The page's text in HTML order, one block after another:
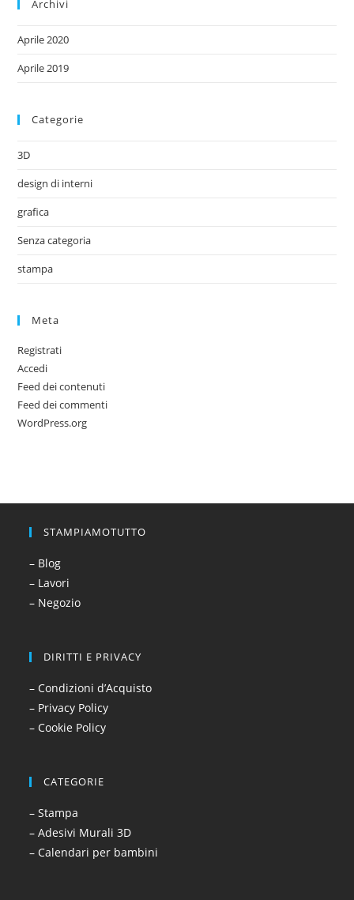
Archivi
Aprile 2020
Aprile 2019
Categorie
3D
design di interni
grafica
Senza categoria
stampa
Meta
Registrati
Accedi
Feed dei contenuti
Feed dei commenti
WordPress.org
STAMPIAMOTUTTO
– Blog
– Lavori
– Negozio
DIRITTI E PRIVACY
– Condizioni d’Acquisto
– Privacy Policy
– Cookie Policy
CATEGORIE
– Stampa
– Adesivi Murali 3D
– Calendari per bambini